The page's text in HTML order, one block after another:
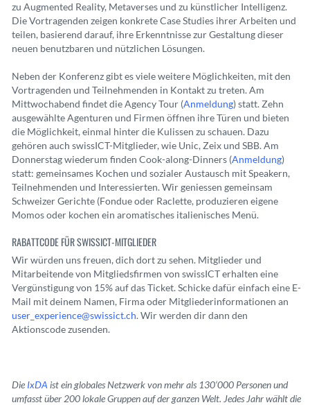
zu Augmented Reality, Metaverses und zu künstlicher Intelligenz.
Die Vortragenden zeigen konkrete Case Studies ihrer Arbeiten und
teilen, basierend darauf, ihre Erkenntnisse zur Gestaltung dieser
neuen benutzbaren und nützlichen Lösungen.
Neben der Konferenz gibt es viele weitere Möglichkeiten, mit den
Vortragenden und Teilnehmenden in Kontakt zu treten. Am
Mittwochabend findet die Agency Tour (Anmeldung) statt. Zehn
ausgewählte Agenturen und Firmen öffnen ihre Türen und bieten
die Möglichkeit, einmal hinter die Kulissen zu schauen. Dazu
gehören auch swissICT-Mitglieder, wie Unic, Zeix und SBB. Am
Donnerstag wiederum finden Cook-along-Dinners (Anmeldung)
statt: gemeinsames Kochen und sozialer Austausch mit Speakern,
Teilnehmenden und Interessierten. Wir geniessen gemeinsam
Schweizer Gerichte (Fondue oder Raclette, produzieren eigene
Momos oder kochen ein aromatisches italienisches Menü.
RABATTCODE FÜR SWISSICT-MITGLIEDER
Wir würden uns freuen, dich dort zu sehen. Mitglieder und
Mitarbeitende von Mitgliedsfirmen von swissICT erhalten eine
Vergünstigung von 15% auf das Ticket. Schicke dafür einfach eine E-
Mail mit deinem Namen, Firma oder Mitgliederinformationen an
user_experience@swissict.ch. Wir werden dir dann den
Aktionscode zusenden.
Die IxDA ist ein globales Netzwerk von mehr als 130‘000 Personen und
umfasst über 200 lokale Gruppen auf der ganzen Welt. Jedes Jahr wählt die